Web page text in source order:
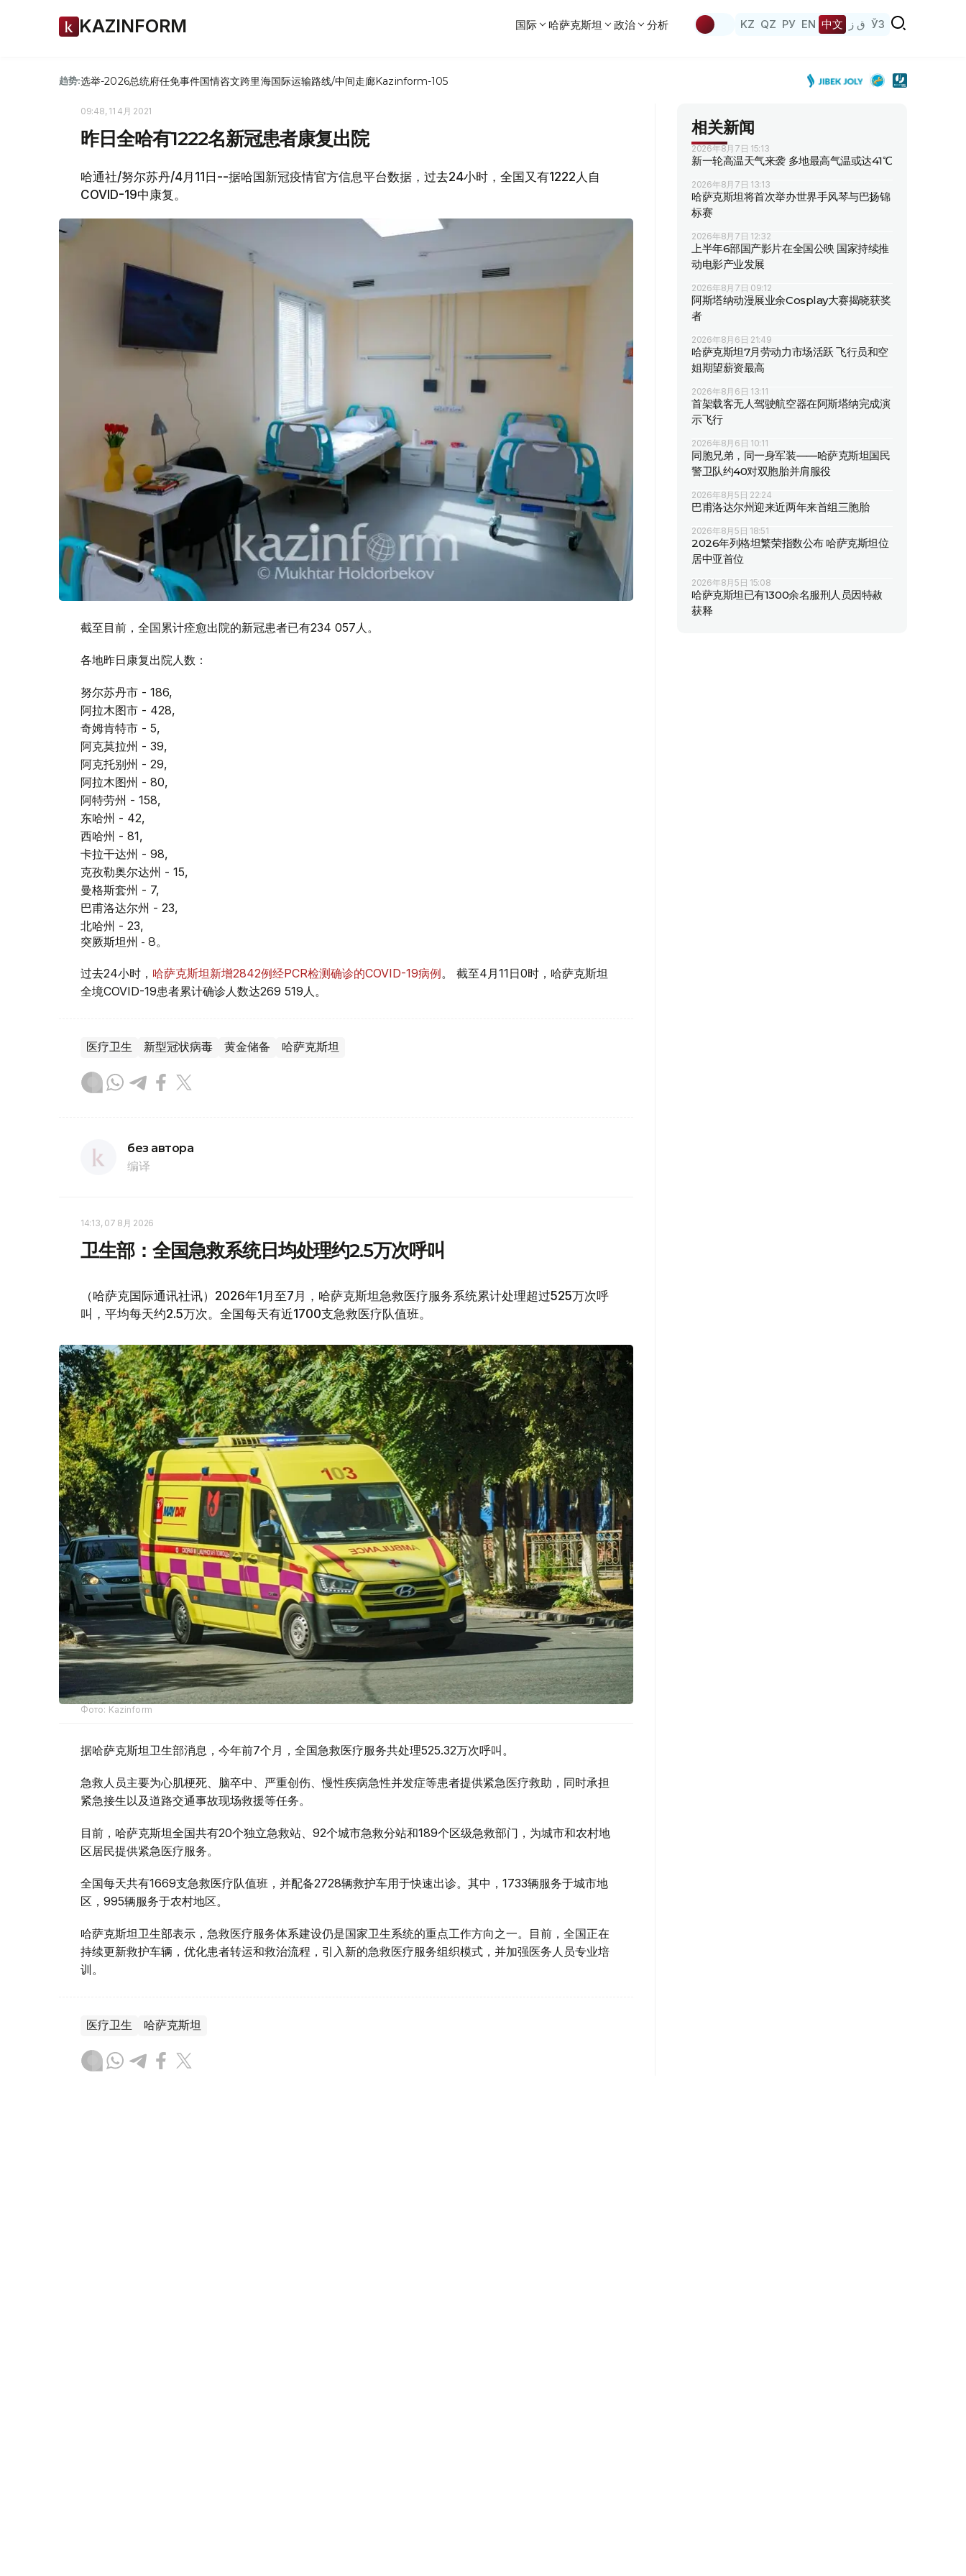
KAZINFORM 国际 哈萨克斯坦 政治 分析 KZ QZ РУ EN 中文 ق ز ЎЗ
趋势:选举-2026总统府任免事件国情咨文跨里海国际运输路线/中间走廊Kazinform-105
09:48, 11 4月 2021
昨日全哈有1222名新冠患者康复出院
哈通社/努尔苏丹/4月11日--据哈国新冠疫情官方信息平台数据，过去24小时，全国又有1222人自
COVID-19中康复。
截至目前，全国累计痊愈出院的新冠患者已有234 057人。
各地昨日康复出院人数：
努尔苏丹市 - 186,
阿拉木图市 - 428,
奇姆肯特市 - 5,
阿克莫拉州 - 39,
阿克托别州 - 29,
阿拉木图州 - 80,
阿特劳州 - 158,
东哈州 - 42,
西哈州 - 81,
卡拉干达州 - 98,
克孜勒奥尔达州 - 15,
曼格斯套州 - 7,
巴甫洛达尔州 - 23,
北哈州 - 23,
突厥斯坦州 - 8。
过去24小时， 哈萨克斯坦新增2842例经PCR检测确诊的COVID-19病例。 截至4月11日0时，哈萨克斯坦
全境COVID-19患者累计确诊人数达269 519人。
医疗卫生 新型冠状病毒 黄金储备 哈萨克斯坦
без автора
编译
14:13, 07 8月 2026
卫生部：全国急救系统日均处理约2.5万次呼叫
（哈萨克国际通讯社讯）2026年1月至7月，哈萨克斯坦急救医疗服务系统累计处理超过525万次呼
叫，平均每天约2.5万次。全国每天有近1700支急救医疗队值班。
Фото: Kazinform
据哈萨克斯坦卫生部消息，今年前7个月，全国急救医疗服务共处理525.32万次呼叫。
急救人员主要为心肌梗死、脑卒中、严重创伤、慢性疾病急性并发症等患者提供紧急医疗救助，同时承担
紧急接生以及道路交通事故现场救援等任务。
目前，哈萨克斯坦全国共有20个独立急救站、92个城市急救分站和189个区级急救部门，为城市和农村地
区居民提供紧急医疗服务。
全国每天共有1669支急救医疗队值班，并配备2728辆救护车用于快速出诊。其中，1733辆服务于城市地
区，995辆服务于农村地区。
哈萨克斯坦卫生部表示，急救医疗服务体系建设仍是国家卫生系统的重点工作方向之一。目前，全国正在
持续更新救护车辆，优化患者转运和救治流程，引入新的急救医疗服务组织模式，并加强医务人员专业培
训。
医疗卫生 哈萨克斯坦
相关新闻
2026年8月7日 15:13
新一轮高温天气来袭 多地最高气温或达41℃
2026年8月7日 13:13
哈萨克斯坦将首次举办世界手风琴与巴扬锦
标赛
2026年8月7日 12:32
上半年6部国产影片在全国公映 国家持续推
动电影产业发展
2026年8月7日 09:12
阿斯塔纳动漫展业余Cosplay大赛揭晓获奖
者
2026年8月6日 21:49
哈萨克斯坦7月劳动力市场活跃 飞行员和空
姐期望薪资最高
2026年8月6日 13:11
首架载客无人驾驶航空器在阿斯塔纳完成演
示飞行
2026年8月6日 10:11
同胞兄弟，同一身军装——哈萨克斯坦国民
警卫队约40对双胞胎并肩服役
2026年8月5日 22:24
巴甫洛达尔州迎来近两年来首组三胞胎
2026年8月5日 18:51
2026年列格坦繁荣指数公布 哈萨克斯坦位
居中亚首位
2026年8月5日 15:08
哈萨克斯坦已有1300余名服刑人员因特赦
获释